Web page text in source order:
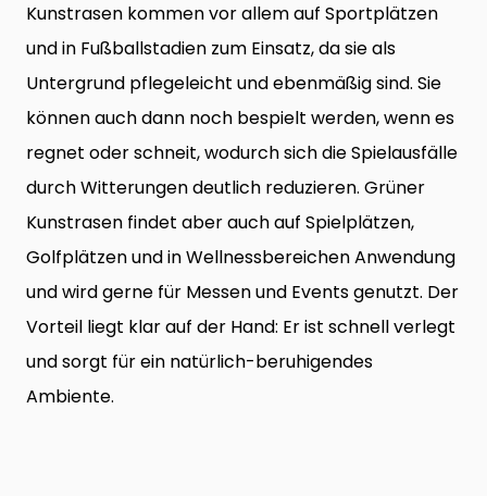
Kunstrasen kommen vor allem auf Sportplätzen
und in Fußballstadien zum Einsatz, da sie als
Untergrund pflegeleicht und ebenmäßig sind. Sie
können auch dann noch bespielt werden, wenn es
regnet oder schneit, wodurch sich die Spielausfälle
durch Witterungen deutlich reduzieren. Grüner
Kunstrasen findet aber auch auf Spielplätzen,
Golfplätzen und in Wellnessbereichen Anwendung
und wird gerne für Messen und Events genutzt. Der
Vorteil liegt klar auf der Hand: Er ist schnell verlegt
und sorgt für ein natürlich-beruhigendes
Ambiente.